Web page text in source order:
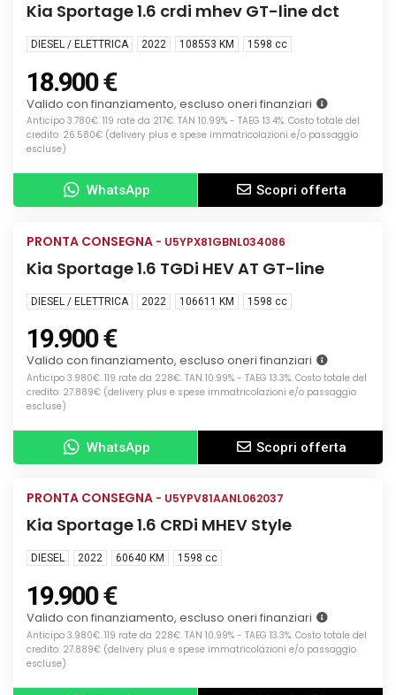
Kia Sportage 1.6 crdi mhev GT-line dct
DIESEL / ELETTRICA 2022 108553 KM 1598 cc
18.900 €
Valido con finanziamento, escluso oneri finanziari
Anticipo 3.780€. 119 rate da 217€. TAN 10.99% - TAEG 13.4%. Costo totale del
credito: 26.580€ (delivery plus e spese immatricolazioni e/o passaggio
escluse)
WhatsApp Scopri offerta
USATA
Info
PRONTA CONSEGNA - U5YPX81GBNL034086
Kia Sportage 1.6 TGDi HEV AT GT-line
DIESEL / ELETTRICA 2022 106611 KM 1598 cc
19.900 €
Valido con finanziamento, escluso oneri finanziari
Anticipo 3.980€. 119 rate da 228€. TAN 10.99% - TAEG 13.3%. Costo totale del
credito: 27.889€ (delivery plus e spese immatricolazioni e/o passaggio
escluse)
WhatsApp Scopri offerta
USATA
Info
PRONTA CONSEGNA - U5YPV81AANL062037
Kia Sportage 1.6 CRDi MHEV Style
DIESEL 2022 60640 KM 1598 cc
19.900 €
Valido con finanziamento, escluso oneri finanziari
Anticipo 3.980€. 119 rate da 228€. TAN 10.99% - TAEG 13.3%. Costo totale del
credito: 27.889€ (delivery plus e spese immatricolazioni e/o passaggio
escluse)